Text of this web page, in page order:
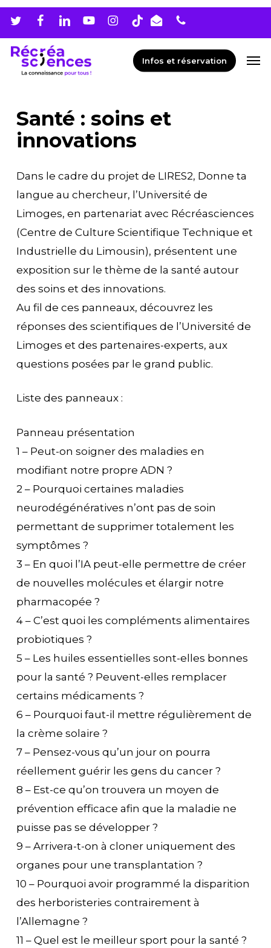
Skip
main
content
Infos et réservation
Santé : soins et
innovations
Dans le cadre du projet de LIRES2, Donne ta
langue au chercheur, l’Université de
Limoges, en partenariat avec Récréasciences
(Centre de Culture Scientifique Technique et
Industrielle du Limousin), présentent une
exposition sur le thème de la santé autour
des soins et des innovations.
Au fil de ces panneaux, découvrez les
réponses des scientifiques de l’Université de
Limoges et des partenaires-experts, aux
questions posées par le grand public.
Liste des panneaux :
Panneau présentation
1 – Peut-on soigner des maladies en
modifiant notre propre ADN ?
2 – Pourquoi certaines maladies
neurodégénératives n’ont pas de soin
permettant de supprimer totalement les
symptômes ?
3 – En quoi l’IA peut-elle permettre de créer
de nouvelles molécules et élargir notre
pharmacopée ?
4 – C’est quoi les compléments alimentaires
probiotiques ?
5 – Les huiles essentielles sont-elles bonnes
pour la santé ? Peuvent-elles remplacer
certains médicaments ?
6 – Pourquoi faut-il mettre régulièrement de
la crème solaire ?
7 – Pensez-vous qu’un jour on pourra
réellement guérir les gens du cancer ?
8 – Est-ce qu’on trouvera un moyen de
prévention efficace afin que la maladie ne
puisse pas se développer ?
9 – Arrivera-t-on à cloner uniquement des
organes pour une transplantation ?
10 – Pourquoi avoir programmé la disparition
des herboristeries contrairement à
l’Allemagne ?
11 – Quel est le meilleur sport pour la santé ?
Menu